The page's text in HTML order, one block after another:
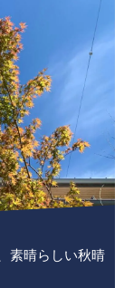
素晴らしい秋晴